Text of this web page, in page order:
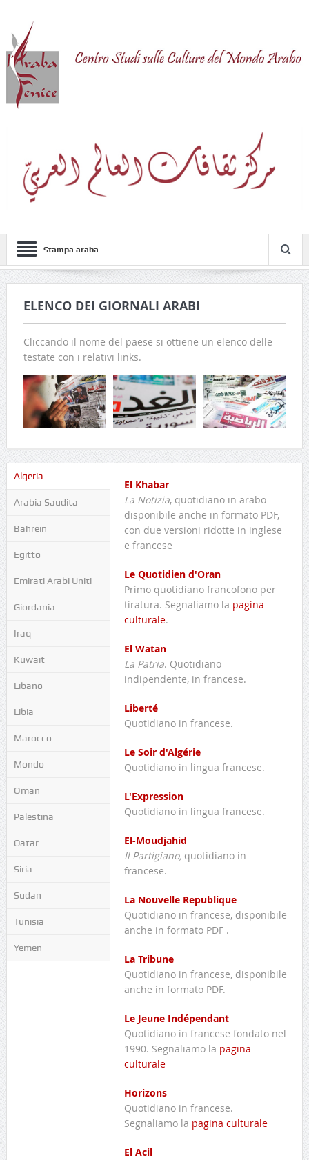
Stampa araba
ELENCO DEI GIORNALI ARABI
Cliccando il nome del paese si ottiene un elenco delle
testate con i relativi links.
Algeria
Arabia Saudita
Bahrein
Egitto
Emirati Arabi Uniti
Giordania
Iraq
Kuwait
Libano
Libia
Marocco
Mondo
Oman
Palestina
Qatar
Siria
Sudan
Tunisia
Yemen
El Khabar
La Notizia, quotidiano in arabo
disponibile anche in formato PDF,
con due versioni ridotte in inglese
e francese
Le Quotidien d'Oran
Primo quotidiano francofono per
tiratura. Segnaliamo la pagina
culturale.
El Watan
La Patria. Quotidiano
indipendente, in francese.
Liberté
Quotidiano in francese.
Le Soir d'Algérie
Quotidiano in lingua francese.
L'Expression
Quotidiano in lingua francese.
El-Moudjahid
Il Partigiano,quotidiano in
francese.
La Nouvelle Republique
Quotidiano in francese, disponibile
anche in formato PDF .
La Tribune
Quotidiano in francese, disponibile
anche in formato PDF.
Le Jeune Indépendant
Quotidiano in francese fondato nel
1990. Segnaliamo la pagina
culturale
Horizons
Quotidiano in francese.
Segnaliamo la pagina culturale
El Acil